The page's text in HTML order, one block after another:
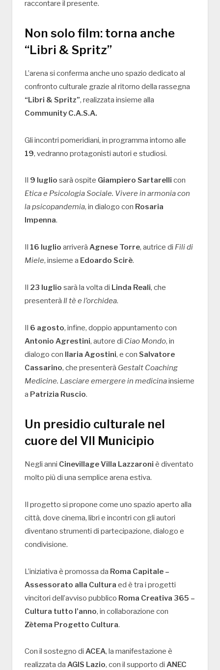
raccontare il presente.
Non solo film: torna anche
“Libri & Spritz”
L’arena si conferma anche uno spazio dedicato al
confronto culturale grazie al ritorno della rassegna
“Libri & Spritz”, realizzata insieme alla
Community C.A.S.A.
Gli incontri pomeridiani, in programma intorno alle
19, vedranno protagonisti autori e studiosi.
9 luglio sarà ospite Giampiero Sartarelli con
Etica e Psicologia Sociale. Vivere in armonia con
la psicopandemia, in dialogo con Rosaria
Impenna.
Il 16 luglio arriverà Agnese Torre, autrice di Fili di
Miele, insieme a Edoardo Scirè.
Il 23 luglio sarà la volta di Linda Reali, che
presenterà Il tè e l’orchidea.
Il 6 agosto, infine, doppio appuntamento con
Antonio Agrestini, autore di Ciao Mondo, in
dialogo con Ilaria Agostini, e con Salvatore
Cassarino, che presenterà Gestalt Coaching
Medicine. Lasciare emergere in medicinainsieme
a Patrizia Ruscio.
Un presidio culturale nel
cuore del VII Municipio
Negli anni Cinevillage Villa Lazzaroni è diventato
molto più di una semplice arena estiva.
Il progetto si propone come uno spazio aperto alla
città, dove cinema, libri e incontri con gli autori
diventano strumenti di partecipazione, dialogo e
condivisione.
L’iniziativa è promossa da Roma Capitale –
Assessorato alla Cultura ed è tra i progetti
vincitori dell’avviso pubblico Roma Creativa 365 –
Cultura tutto l’anno, in collaborazione con
Zètema Progetto Cultura.
Con il sostegno di ACEA, la manifestazione è
realizzata da AGIS Lazio, con il supporto di ANEC